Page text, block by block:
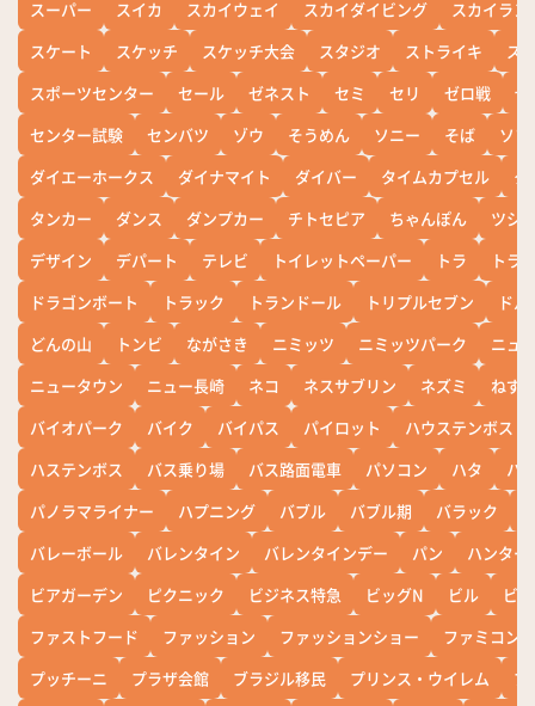
スーパー
スイカ スカイウェイ スカイダイビング
スカイラン
スケート
スケッチ スケッチ大会 スタジオ ストライキ
ス
スポーツセンター
セール ゼネスト セミ セリ ゼロ戦
ぜ
センター試験
センバツ ゾウ そうめん ソニー そば
ソ
ダイエーホークス
ダイナマイト ダイバー タイムカプセル
タ
タンカー
ダンス ダンプカー チトセピア ちゃんぽん
ツシ
デザイン
デパート テレビ トイレットペーパー トラ
トラ
ドラゴンボート
トラック トランドール トリプルセブン
ド
どんの山
トンビ ながさき ニミッツ ニミッツパーク
ニュ
ニュータウン
ニュー長崎 ネコ ネスサブリン ネズミ
ねず
バイオパーク
バイク バイパス パイロット
ハウステンボス
ハステンボス
バス乗り場 バス路面電車 パソコン ハタ
ハ
パノラマライナー
ハプニング バブル バブル期 バラック
バレーボール
バレンタイン バレンタインデー パン
ハンター
ビアガーデン
ピクニック ビジネス特急 ビッグN ビル
ビワ
ファストフード
ファッション ファッションショー
ファミコン
プッチーニ
プラザ会館 ブラジル移民 プリンス・ウイレム ブ